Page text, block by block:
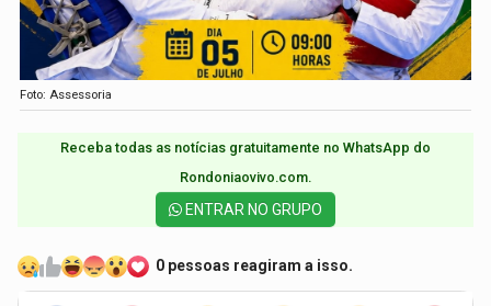
Foto: Assessoria
Receba todas as notícias gratuitamente no WhatsApp do
Rondoniaovivo.com.​
ENTRAR NO GRUPO
0 pessoas reagiram a isso.